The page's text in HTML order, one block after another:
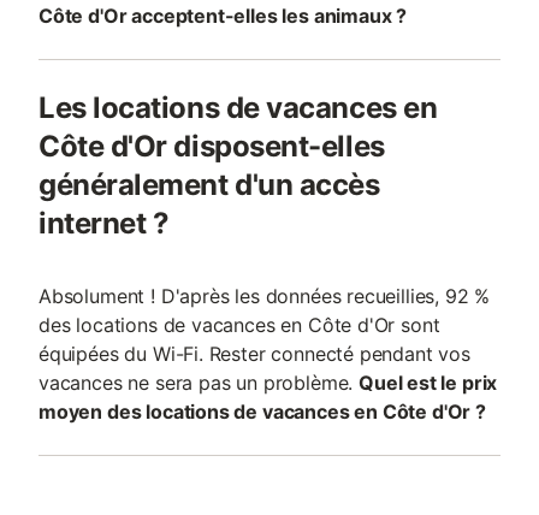
Côte d'Or acceptent-elles les animaux ?
Les locations de vacances en
Côte d'Or disposent-elles
généralement d'un accès
internet ?
Absolument ! D'après les données recueillies, 92 %
des locations de vacances en Côte d'Or sont
équipées du Wi-Fi. Rester connecté pendant vos
vacances ne sera pas un problème.Quel est le prix
moyen des locations de vacances en Côte d'Or ?